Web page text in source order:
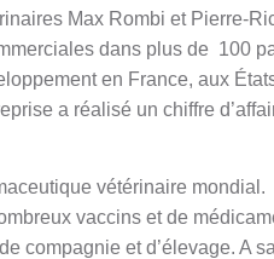
Max Rombi et Pierre-
dans plus de 100
en France, aux
a réalisé un chiffre
vétérinaire
vaccins et de
compagnie et d’élevage. A